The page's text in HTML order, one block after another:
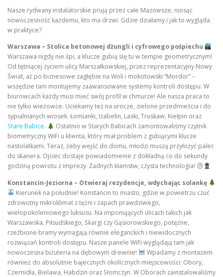
Nasze rydwany instalatorskie prują przez całe Mazowsze, niosąc
nowoczesność każdemu, kto ma drzwi. Gdzie działamy i jak to wygląda
w praktyce?
Warszawa – Stolica betonowej dżungli i cyfrowego pośpiechu
Warszawa nigdy nie śpi, a klucze gubią się tu w tempie geometrycznym!
Od tętniącej życiem ulicy Marszałkowskiej, przez reprezentacyjny Nowy
Świat, aż po biznesowe zagłębie na Woli i mokotowski “Mordor” –
wszędzie tam montujemy zaawansowane systemy kontroli dostępu. W
biurowcach każdy musi mieć swój profil w chmurze! Ale nasza praca to
nie tylko wieżowce. Uciekamy też na urocze, zielone przedmieścia i do
sypialnianych wiosek. Łomianki, Izabelin, Laski, Truskaw, Kiełpin oraz
Stare Babice.
Ostatnio w Starych Babicach zamontowaliśmy czytnik
biometryczny WiFi u klienta, który miał problem z gubiącymi klucze
nastolatkami. Teraz, żeby wejść do domu, młodzi muszą przyłożyć palec
do skanera. Ojciec dostaje powiadomienie z dokładną co do sekundy
godziną powrotu z imprezy. Żadnych kłamstw, czysta technologia!
Konstancin-Jeziorna – Otwieraj rezydencje, wdychając solankę
Kierunek na południe! Konstancin to miasto, gdzie w powietrzu czuć
zdrowotny mikroklimat z tężni i zapach prawdziwego,
wielopokoleniowego luksusu. Na imponujących ulicach takich jak
Warszawska, Piłsudskiego, Skargi czy Gąsiorowskiego, potężne,
rzeźbione bramy wymagają równie eleganckich i niewidocznych
rozwiązań kontroli dostępu. Nasze panele WiFi wyglądają tam jak
nowoczesna biżuteria na dębowym drewnie!
Wpadamy z montażem
również do absolutnie bajecznych okolicznych miejscowości: Obory,
Czernidła, Bielawa, Habdzin oraz Słomczyn. W Oborach zainstalowaliśmy